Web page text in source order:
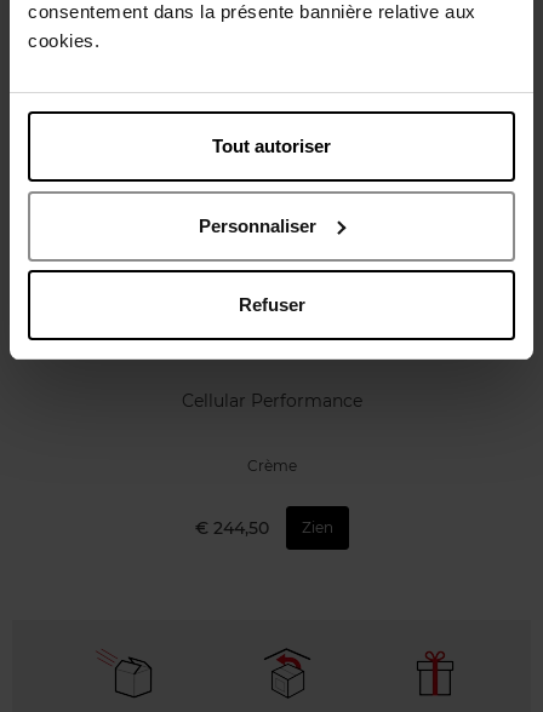
consentement dans la présente bannière relative aux
cookies.
Tout autoriser
Personnaliser
Refuser
Review
Nog iets vergeten ?
SENSAI
Cellular Performance
Crème
€ 244,50 Zien